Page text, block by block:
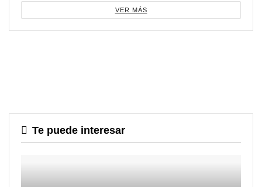
VER MÁS
Te puede interesar